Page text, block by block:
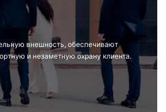
внешность, обеспечивают
и незаметную охрану клиента.